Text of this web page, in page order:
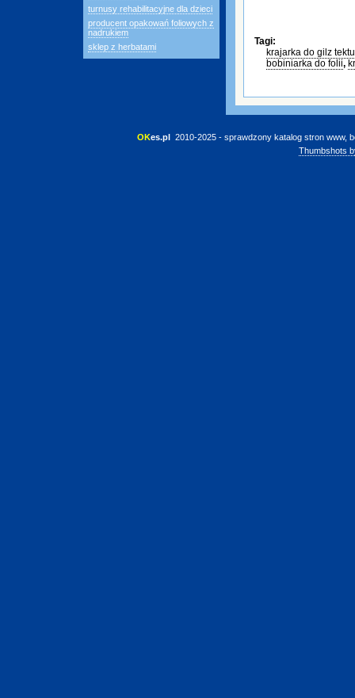
turnusy rehabilitacyjne dla dzieci
producent opakowań foliowych z
nadrukiem
sklep z herbatami
Tagi:
krajarka do gilz
bobiniarka do folii,
OKes.pl 2010-2025 - sprawdzony katalog stron www,
Thumbshots